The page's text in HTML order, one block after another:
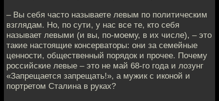
– Вы себя часто называете левым по политическим
взглядам. Но, по сути, у нас все те, кто себя
называет левыми (и вы, по-моему, в их числе), – это
такие настоящие консерваторы: они за семейные
ценности, общественный порядок и прочее. Почему
российские левые – это не май 68-го года и лозунг
«Запрещается запрещать!», а мужик с иконой и
портретом Сталина в руках?